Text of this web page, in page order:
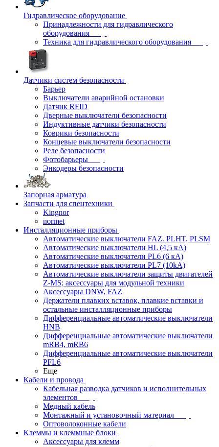
Гидравлическое оборудование
Принадлежности для гидравлического
оборудования
Техника для гидравлического оборудования
Датчики систем безопасности
Барьер
Выключатели аварийной остановки
Датчик RFID
Дверные выключатели безопасности
Индуктивные датчики безопасности
Коврики безопасности
Концевые выключатели безопасности
Реле безопасности
Фотобарьеры
Энкодеры безопасности
Запорная арматура
Запчасти для спецтехники
Kingnor
normet
Инсталляционные приборы
Автоматические выключатели FAZ. PLHT, PLSM
Автоматические выключатели HL (4,5 кА)
Автоматические выключатели PL6 (6 кА)
Автоматические выключатели PL7 (10kA)
Автоматические выключатели защиты двигателей
Z-MS; аксессуары для модульной техники
Аксессуары DNW, FAZ
Держатели плавких вставок, плавкие вставки и
остальные инсталляционные приборы
Дифференциальные автоматические выключатели
HNB
Дифференциальные автоматические выключатели
mRB4, mRB6
Дифференциальные автоматические выключатели
PFL6
Еще
Кабели и провода
Кабельная разводка датчиков и исполнительных
элементов
Медный кабель
Монтажный и установочный материал
Оптоволоконные кабели
Клеммы и клеммные блоки
Аксессуары для клемм